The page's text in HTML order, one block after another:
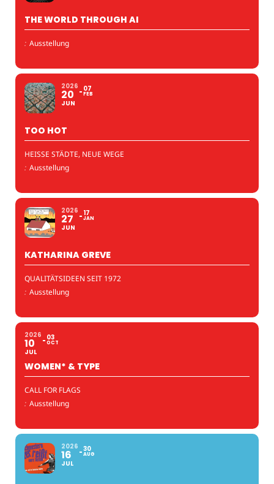
THE WORLD THROUGH AI
: Ausstellung
2026
20
JUN
07
FEB
TOO HOT
HEISSE STÄDTE, NEUE WEGE
: Ausstellung
2026
27
JUN
17
JAN
KATHARINA GREVE
QUALITÄTSIDEEN SEIT 1972
: Ausstellung
2026
10
JUL
03
OCT
WOMEN* & TYPE
CALL FOR FLAGS
: Ausstellung
2026
16
JUL
30
AUG